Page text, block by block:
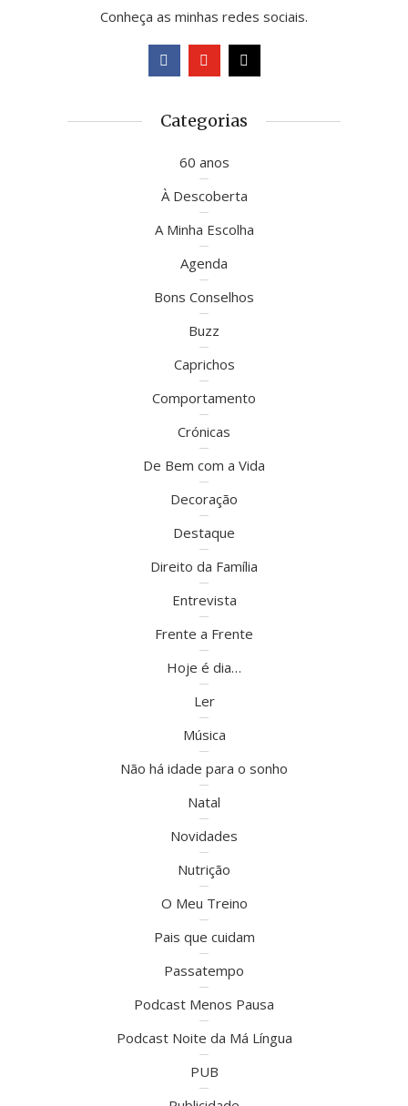
Conheça as minhas redes sociais.
Categorias
60 anos
À Descoberta
A Minha Escolha
Agenda
Bons Conselhos
Buzz
Caprichos
Comportamento
Crónicas
De Bem com a Vida
Decoração
Destaque
Direito da Família
Entrevista
Frente a Frente
Hoje é dia…
Ler
Música
Não há idade para o sonho
Natal
Novidades
Nutrição
O Meu Treino
Pais que cuidam
Passatempo
Podcast Menos Pausa
Podcast Noite da Má Língua
PUB